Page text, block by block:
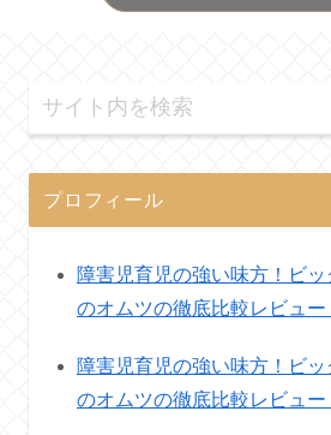
プロフィール
障害児育児の強い味方！ビ
のオムツの徹底比較レビュー
障害児育児の強い味方！ビ
のオムツの徹底比較レビュー